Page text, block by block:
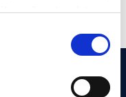
možnost podat
přímo na nás a
vyřešit. Svoje
v zápatí stránky